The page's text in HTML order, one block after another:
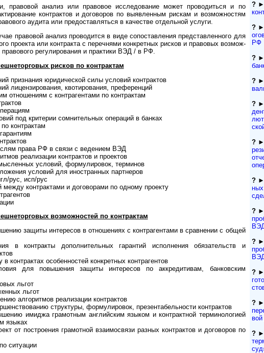
правовой анализ или правовое исследование может проводиться и по
контрактов и договоров по выявленным рискам и возможностям
аудита или предоставляться в качестве отдельной услуги.
правовой анализ проводится в виде сопоставления представленного для
проекта или контракта с перечнями конкретных рисков и правовых воз­мож­
регулирования и практики ВЭД / в РФ.
рисков по контрактам
признания юридической силы условий контрактов
лицензиро­ва­ния, квотирования, преференций
отношениям с контрагентами по контрактам
под кри­терии сомнительных операций в банках
контрактам
права РФ в связи с ведением ВЭД
реали­за­ции контрактов и проектов
усло­вий, формулировок, терминов
усло­вий для иностранных партнеров
рус, исп/рус
между контрак­тами и договорами по одному проекту
возможностей по контрактам
защиты интересов в отношениях с контр­аген­тами в сравнении с общей
в контракты дополнительных гарантий исполнения обязательств и
контрактах особенностей конкретных контрагентов
для повы­шения защиты интересов по аккре­дитивам, банковским
льгот
льгот
алго­рит­мов реализации контрактов
структуры, формулировок, презента­бель­ности контрактов
имиджа грамотным английским языком и контрактной терминологией
языках
от пост­ро­е­ния грамотной взаи­мосвязи разных контрактов и до­го­воров по
ситуации
?►
?►
РФ
?►
?►
?►
?►
?►
?►
?►
?►
?►
вой
?►